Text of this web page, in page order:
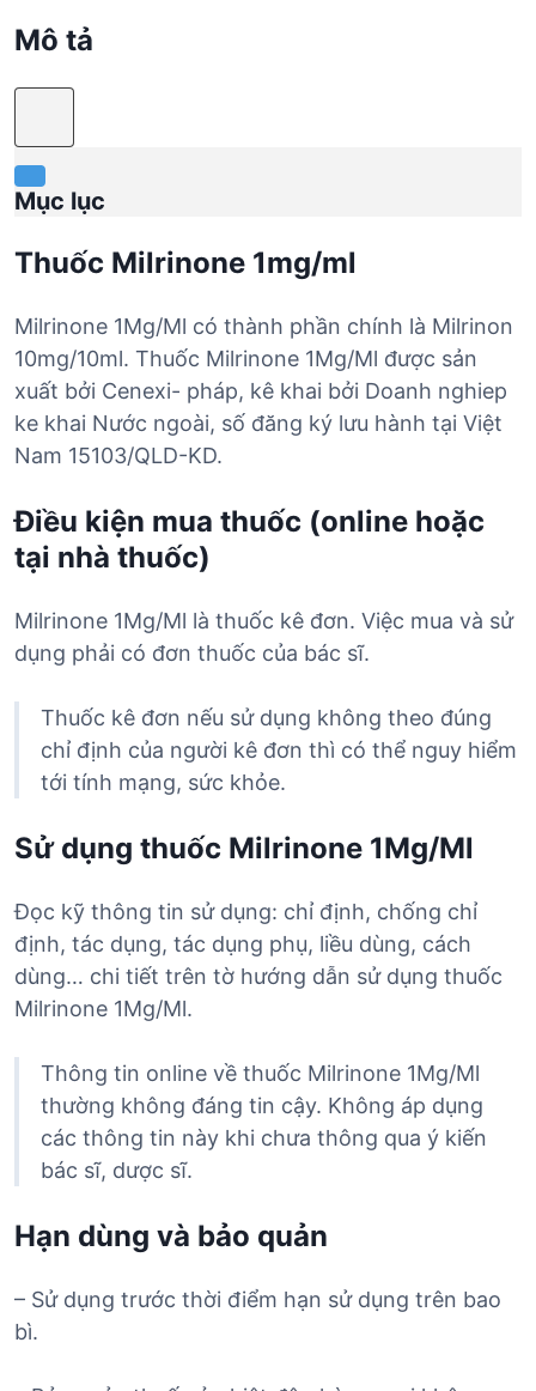
Mô tả
Mục lục
Thuốc Milrinone 1mg/ml
Milrinone 1Mg/Ml có thành phần chính là Milrinon
10mg/10ml. Thuốc Milrinone 1Mg/Ml được sản
xuất bởi Cenexi- pháp, kê khai bởi Doanh nghiep
ke khai Nước ngoài, số đăng ký lưu hành tại Việt
Nam 15103/QLD-KD.
Điều kiện mua thuốc (online hoặc
tại nhà thuốc)
Milrinone 1Mg/Ml là thuốc kê đơn. Việc mua và sử
dụng phải có đơn thuốc của bác sĩ.
Thuốc kê đơn nếu sử dụng không theo đúng
chỉ định của người kê đơn thì có thể nguy hiểm
tới tính mạng, sức khỏe.
Sử dụng thuốc Milrinone 1Mg/Ml
Đọc kỹ thông tin sử dụng: chỉ định, chống chỉ
định, tác dụng, tác dụng phụ, liều dùng, cách
dùng… chi tiết trên tờ hướng dẫn sử dụng thuốc
Milrinone 1Mg/Ml.
Thông tin online về thuốc Milrinone 1Mg/Ml
thường không đáng tin cậy. Không áp dụng
các thông tin này khi chưa thông qua ý kiến
bác sĩ, dược sĩ.
Hạn dùng và bảo quản
– Sử dụng trước thời điểm hạn sử dụng trên bao
bì.